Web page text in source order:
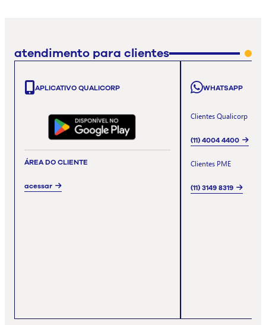
atendimento para clientes
APLICATIVO QUALICORP
ÁREA DO CLIENTE
acessar
WHATSAPP
Clientes Qualicorp
(11) 4004 4400
Clientes PME
(11) 3149 8319